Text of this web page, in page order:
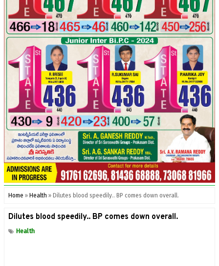
Home » Health » Dilutes blood speedily.. BP comes down overall.
Dilutes blood speedily.. BP comes down overall.
Health